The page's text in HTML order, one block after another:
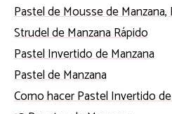
Pastel de Mousse de Manzana,
Strudel de Manzana Rápido
Pastel Invertido de Manzana
Pastel de Manzana
Como hacer Pastel Invertido